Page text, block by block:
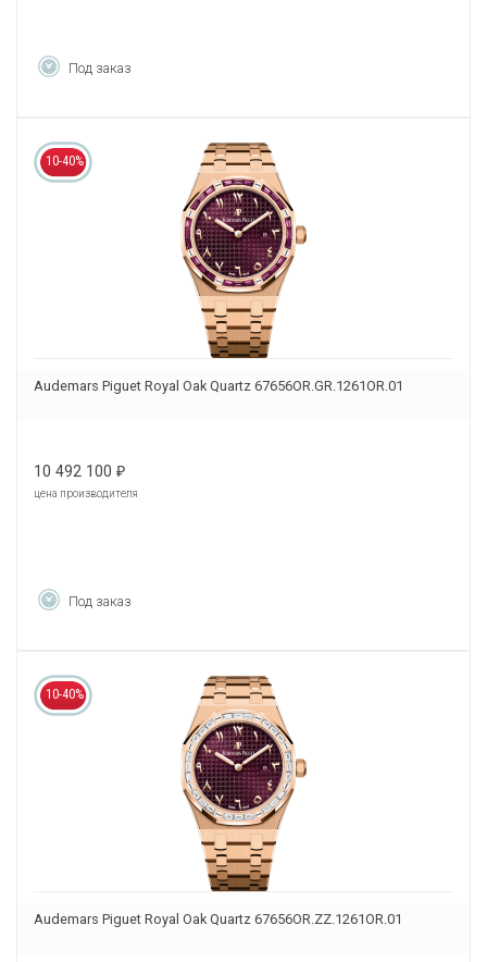
Под заказ
10-40%
Audemars Piguet Royal Oak Quartz 67656OR.GR.1261OR.01
10 492 100 ₽
цена производителя
Под заказ
10-40%
Audemars Piguet Royal Oak Quartz 67656OR.ZZ.1261OR.01